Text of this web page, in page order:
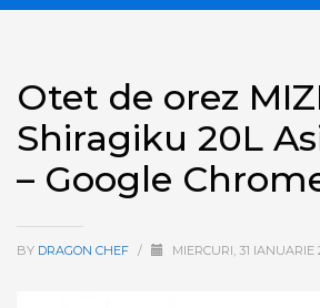
Otet de orez
Shiragiku 20L
– Google
BY DRAGON CHEF / MIERCURI, 31 IANUARIE